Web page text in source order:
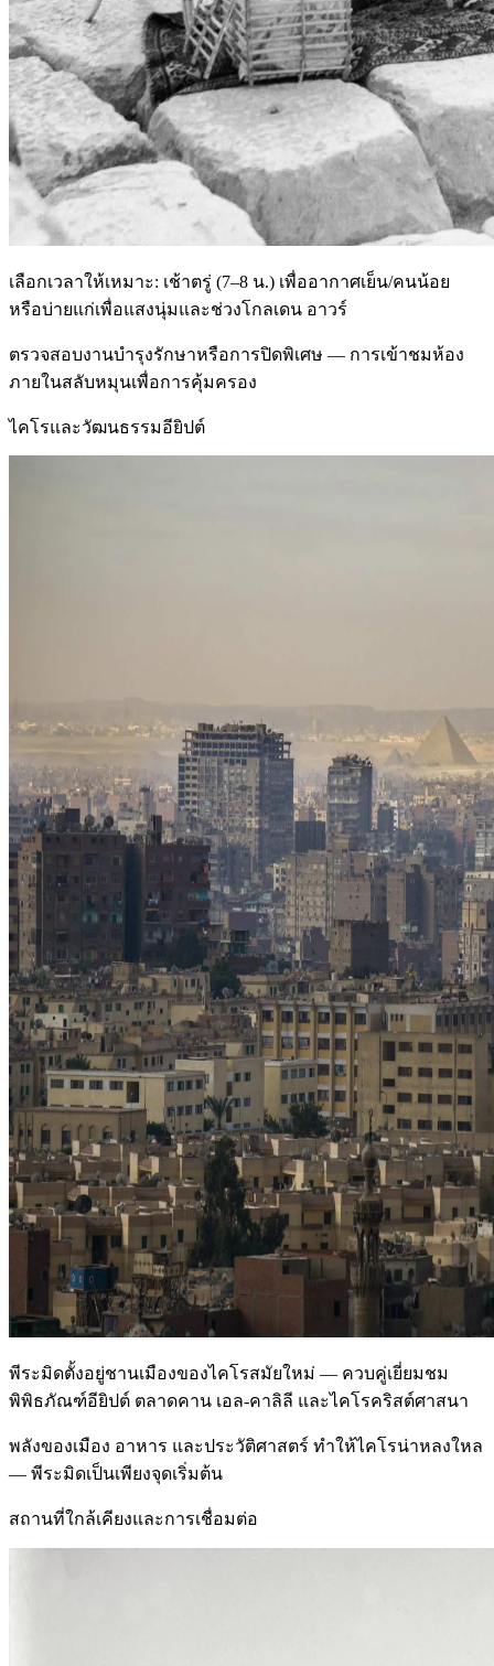
เลือกเวลาให้เหมาะ: เช้าตรู่ (7–8 น.) เพื่ออากาศเย็น/คนน้อย
หรือบ่ายแก่เพื่อแสงนุ่มและช่วงโกลเดน อาวร์
ตรวจสอบงานบำรุงรักษาหรือการปิดพิเศษ — การเข้าชมห้อง
ภายในสลับหมุนเพื่อการคุ้มครอง
ไคโรและวัฒนธรรมอียิปต์
พีระมิดตั้งอยู่ชานเมืองของไคโรสมัยใหม่ — ควบคู่เยี่ยมชม
พิพิธภัณฑ์อียิปต์ ตลาดคาน เอล-คาลิลี และไคโรคริสต์ศาสนา
พลังของเมือง อาหาร และประวัติศาสตร์ ทำให้ไคโรน่าหลงใหล
— พีระมิดเป็นเพียงจุดเริ่มต้น
สถานที่ใกล้เคียงและการเชื่อมต่อ